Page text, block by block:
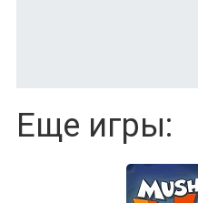
Еще игры: